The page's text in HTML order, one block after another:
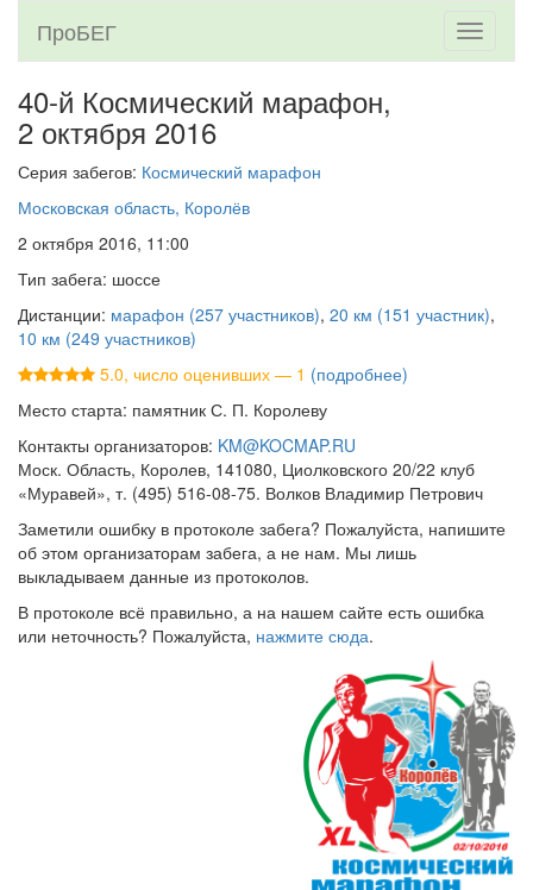
Toggle
ПроБЕГ
40-й Космический марафон,
2 октября 2016
Серия забегов: Космический марафон
Московская область, Королёв
2 октября 2016, 11:00
Тип забега: шоссе
Дистанции: марафон (257 участников), 20 км (151 участник),
10 км (249 участников)
5.0, число оценивших — 1 (подробнее)
Место старта: памятник С. П. Королеву
Контакты организаторов: KM@KOCMAP.RU
Моск. Область, Королев, 141080, Циолковского 20/22 клуб
«Муравей», т. (495) 516-08-75. Волков Владимир Петрович
Заметили ошибку в протоколе забега? Пожалуйста, напишите
об этом организаторам забега, а не нам. Мы лишь
выкладываем данные из протоколов.
В протоколе всё правильно, а на нашем сайте есть ошибка
или неточность? Пожалуйста, нажмите сюда.